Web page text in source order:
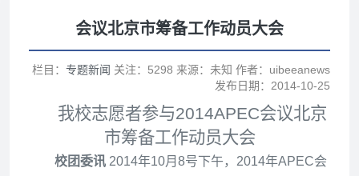
会议北京市筹备工作动员大会
栏目： 专题新闻 关注：5298 来源：未知 作者：uibeeanews
发布日期：2014-10-25
我校志愿者参与2014APEC会议北京
市筹备工作动员大会
校团委讯 2014年10月8号下午，2014年APEC会